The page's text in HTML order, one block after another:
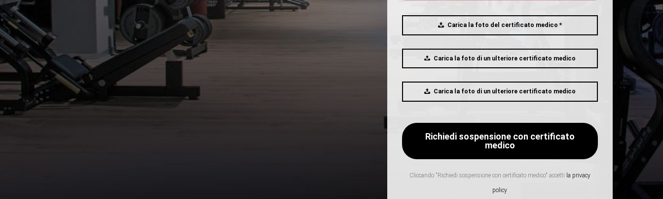
Carica la foto del certificato medico *
Carica la foto di un ulteriore certificato medico
Carica la foto di un ulteriore certificato medico
Cliccando "Richiedi sospensione con certificato medico" accetti la privacy
policy